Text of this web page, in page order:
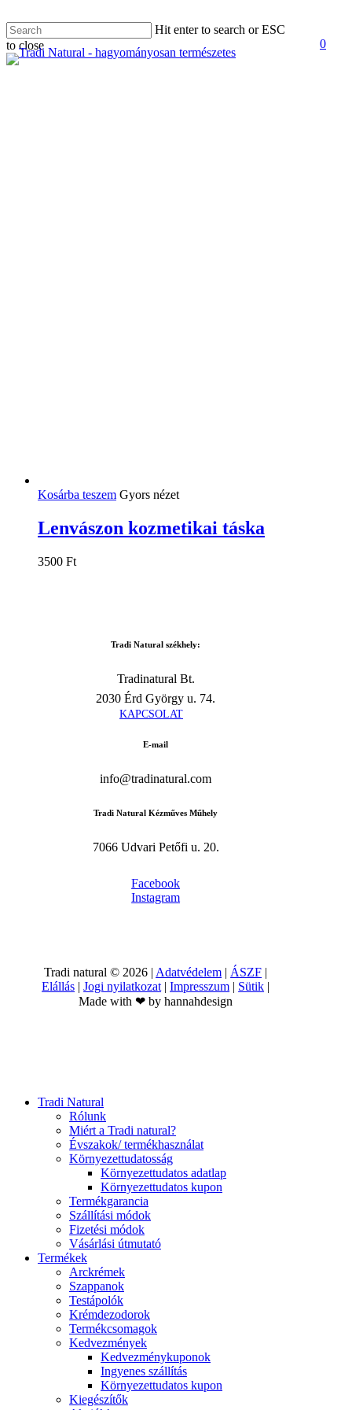
to
main
content
Hit enter to search or ESC
to close
Close
0
Kosárba teszem Gyors nézet
Lenvászon kozmetikai táska
3500 Ft
Tradi Natural székhely:
Tradinatural Bt.
2030 Érd György u. 74.
KAPCSOLAT
E-mail
info@tradinatural.com
Tradi Natural Kézműves Műhely
7066 Udvari Petőfi u. 20.
Facebook
Instagram
Tradi natural © 2026 | Adatvédelem | ÁSZF |
Elállás |Jogi nyilatkozat |Impresszum | Sütik |
Made with ❤ by hannahdesign
Close
Tradi Natural
Rólunk
Miért a Tradi natural?
Évszakok/ termékhasználat
Környezettudatosság
Környezettudatos adatlap
Környezettudatos kupon
Termékgarancia
Szállítási módok
Fizetési módok
Vásárlási útmutató
Termékek
Arckrémek
Szappanok
Testápolók
Krémdezodorok
Termékcsomagok
Kedvezmények
Kedvezménykuponok
Ingyenes szállítás
Környezettudatos kupon
Kiegészítők